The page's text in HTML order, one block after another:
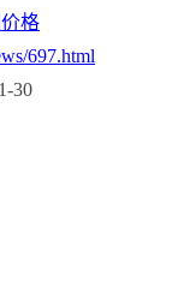
格
697.html
30